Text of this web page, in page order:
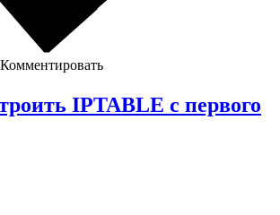
Комментировать
IPTABLE с первого